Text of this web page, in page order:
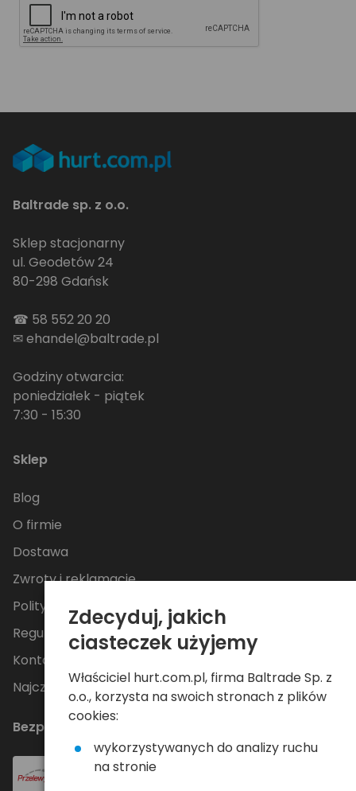
Baltrade sp. z o.o.
Sklep stacjonarny
ul. Geodetów 24
80-298 Gdańsk
☎ 58 552 20 20
✉ehandel@baltrade.pl
Godziny otwarcia:
poniedziałek - piątek
7:30 - 15:30
Sklep
Blog
O firmie
Dostawa
Zwroty i reklamacje
Polityka Prywatności
Regulamin
Kontakt
Najczęściej zadawane pytania
Bezpieczne płatności
Zdecyduj, jakich
ciasteczek użyjemy
Właściciel hurt.com.pl, firma Baltrade Sp. z
o.o., korzysta na swoich stronach z plików
cookies:
wykorzystywanych do analizy ruchu
na stronie